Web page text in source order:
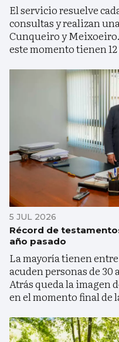
El servicio resuelve
consultas y realizan
Cunqueiro y
este momento tienen
5 JUL 2026
Récord de
año pasado
La mayoría tienen
acuden personas de 30
Atrás queda la imagen
en el momento final de